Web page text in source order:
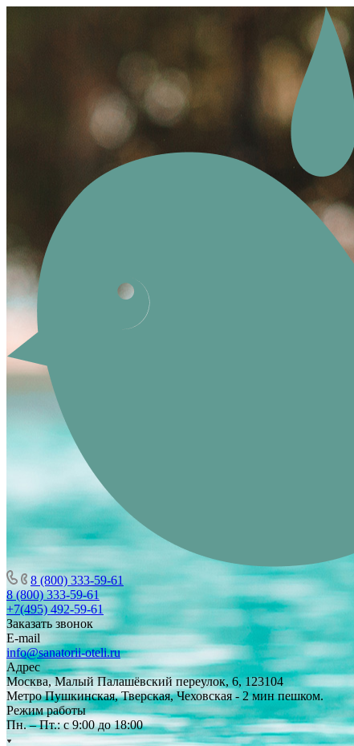
8 (800) 333-59-61
8 (800) 333-59-61
+7(495) 492-59-61
Заказать звонок
E-mail
info@sanatorii-oteli.ru
Адрес
Москва, Малый Палашёвский переулок, 6, 123104
Метро Пушкинская, Тверская, Чеховская - 2 мин пешком.
Режим работы
Пн. – Пт.: с 9:00 до 18:00